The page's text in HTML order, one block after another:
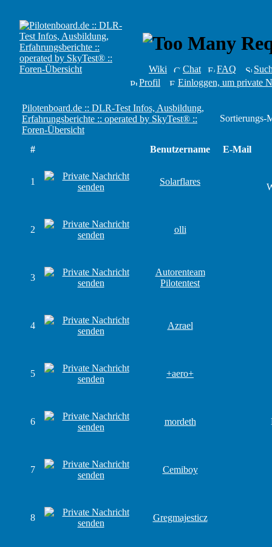
Wiki Chat FAQ
Profil
Einloggen, um private
Pilotenboard.de :: DLR-Test Infos, Ausbildung,
Erfahrungsberichte :: operated by SkyTest® ::
Foren-Übersicht
Sortierungs-
# Benutzername E-Mail
1 Solarflares
2 olli
3
Autorenteam
Pilotentest
4 Azrael
5 +aero+
6 mordeth
7 Cemiboy
8 Gregmajesticz